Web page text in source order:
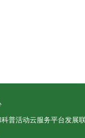
普活动云服务平台发展